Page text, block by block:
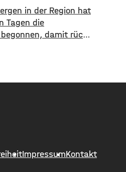
in der Region hat
Tagen die
damit rückt
Bislang waren
ImpressumKontakt